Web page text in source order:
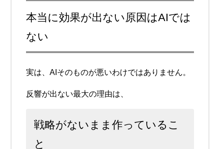
本当に効果が出ない原因はAIでは
ない
実は、AIそのものが悪いわけではありません。
反響が出ない最大の理由は、
戦略がないまま作っているこ
と